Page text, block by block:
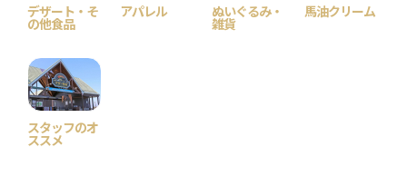
デザート・そ
の他食品
アパレル ぬいぐるみ・
雑貨
馬油クリーム
スタッフのオ
ススメ